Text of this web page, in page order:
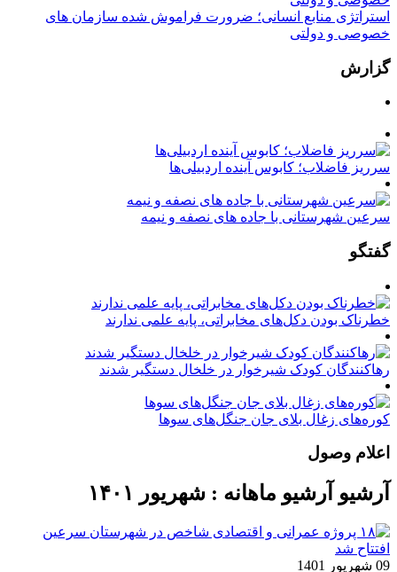
استراتژی منابع انسانی؛ ضرورت فراموش شده سازمان های
خصوصی و دولتی
گزارش
سرریز فاضلاب؛ کابوس آینده اردبیلی‌ها
سرعین شهرستانی با جاده های نصفه و نیمه
گفتگو
خطرناک بودن دکل‌های مخابراتی، پایه علمی ندارند
رهاکنندگان کودک شیرخوار در خلخال دستگیر شدند
کوره‌های زغال بلای جان جنگل‌های سوها
اعلام وصول
آرشیو آرشیو ماهانه : شهریور ۱۴۰۱
09 شهریور 1401